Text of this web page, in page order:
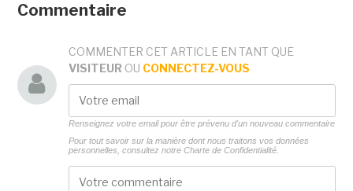
Commentaire
COMMENTER CET ARTICLE EN TANT QUE
VISITEUR OU CONNECTEZ-VOUS
Renseignez votre email pour être prévenu d'un nouveau commentaire
Pour tout savoir sur la manière dont nous traitons vos données
personnelles, consultez notre Charte de Confidentialité.